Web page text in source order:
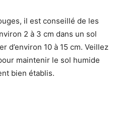
il est conseillé de les
2 à 3 cm dans un sol
d’environ 10 à 15 cm. Veillez
maintenir le sol humide
bien établis.